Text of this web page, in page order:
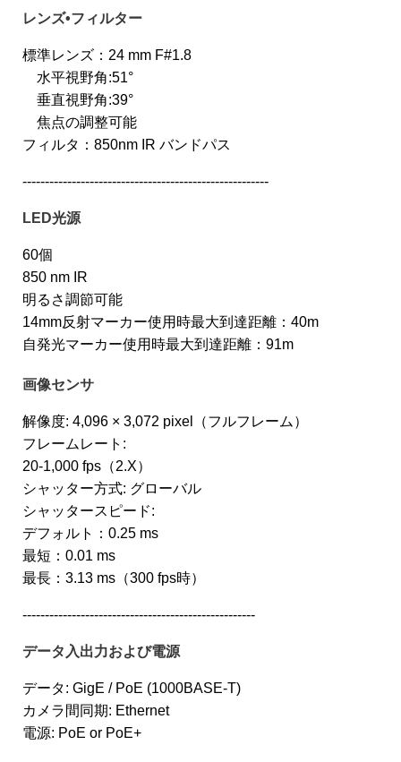
レンズ•フィルター
標準レンズ：24 mm F#1.8
水平視野角:51°
垂直視野角:39°
焦点の調整可能
フィルタ：850nm IR バンドパス
-------------------------------------------------------
LED光源
60個
850 nm IR
明るさ調節可能
14mm反射マーカー使用時最大到達距離：40m
自発光マーカー使用時最大到達距離：91m
画像センサ
解像度: 4,096 × 3,072 pixel（フルフレーム）
フレームレート:
20-1,000 fps（2.X）
シャッター方式: グローバル
シャッタースピード:
デフォルト：0.25 ms
最短：0.01 ms
最長：3.13 ms（300 fps時）
----------------------------------------------------
データ入出力および電源
データ: GigE / PoE (1000BASE-T)
カメラ間同期: Ethernet
電源: PoE or PoE+